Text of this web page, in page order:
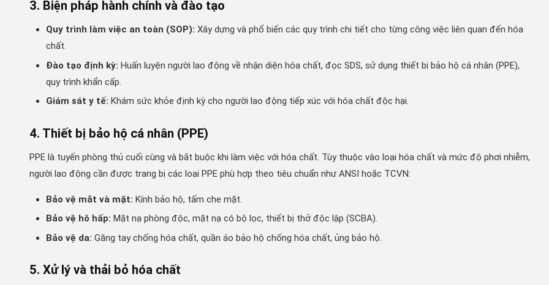
3. Biện pháp hành chính và đào tạo
Quy trình làm việc an toàn (SOP): Xây dựng và phổ biến các quy trình chi tiết cho từng công việc liên quan đến hóa
chất.
Đào tạo định kỳ: Huấn luyện người lao động về nhận diện hóa chất, đọc SDS, sử dụng thiết bị bảo hộ cá nhân (PPE),
quy trình khẩn cấp.
Giám sát y tế: Khám sức khỏe định kỳ cho người lao động tiếp xúc với hóa chất độc hại.
4. Thiết bị bảo hộ cá nhân (PPE)
PPE là tuyến phòng thủ cuối cùng và bắt buộc khi làm việc với hóa chất. Tùy thuộc vào loại hóa chất và mức độ phơi nhiễm,
người lao động cần được trang bị các loại PPE phù hợp theo tiêu chuẩn như ANSI hoặc TCVN:
Bảo vệ mắt và mặt: Kính bảo hộ, tấm che mặt.
Bảo vệ hô hấp: Mặt nạ phòng độc, mặt nạ có bộ lọc, thiết bị thở độc lập (SCBA).
Bảo vệ da: Găng tay chống hóa chất, quần áo bảo hộ chống hóa chất, ủng bảo hộ.
5. Xử lý và thải bỏ hóa chất